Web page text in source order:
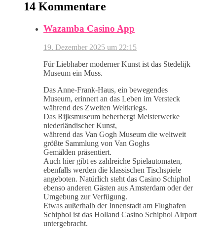
14 Kommentare
Wazamba Casino App
19. Dezember 2025 um 22:15
Für Liebhaber moderner Kunst ist das Stedelijk
Museum ein Muss.
Das Anne-Frank-Haus, ein bewegendes
Museum, erinnert an das Leben im Versteck
während des Zweiten Weltkriegs.
Das Rijksmuseum beherbergt Meisterwerke
niederländischer Kunst,
während das Van Gogh Museum die weltweit
größte Sammlung von Van Goghs
Gemälden präsentiert.
Auch hier gibt es zahlreiche Spielautomaten,
ebenfalls werden die klassischen Tischspiele
angeboten. Natürlich steht das Casino Schiphol
ebenso anderen Gästen aus Amsterdam oder der
Umgebung zur Verfügung.
Etwas außerhalb der Innenstadt am Flughafen
Schiphol ist das Holland Casino Schiphol Airport
untergebracht.